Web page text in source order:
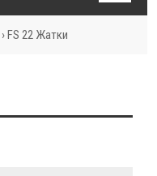
› FS 22 Жатки